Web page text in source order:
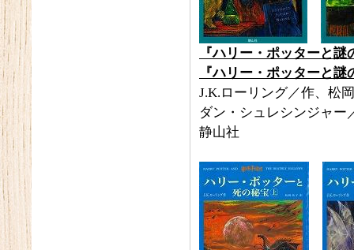
『ハリー・ポッターと
『ハリー・ポッターと
J.K.ローリング／作、松
ダン・シュレシンジャー
静山社